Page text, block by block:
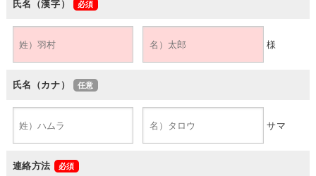
氏名（漢字）
様
氏名（カナ）
サマ
連絡方法